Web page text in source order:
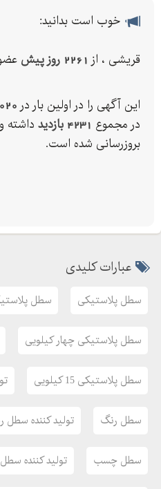
تلفن همراه :
تلفن تماس :
02133634641
02133634642
ایمیل : info@ satlsazan.com
خوب است بدانید:
قریشی ، از 2261 روز پیش
این آگهی را در اولین بار در
در مجموع 4231 بازدید داشته
بروزرسانی شده است.
عبارات کلیدی
سطل پلاستیکی سطل پلاستیکی 20
سطل پلاستیکی چهار کیلویی
سطل پلاستیکی 15 کیلویی
سطل رنگ تولید کننده سطل
سطل چسب تولید کننده